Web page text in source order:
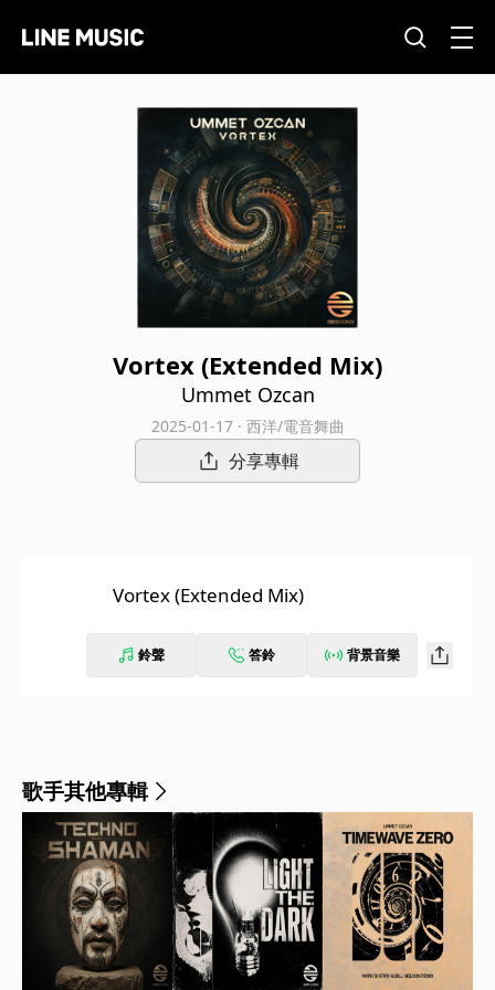
Vortex (Extended Mix)
Ummet Ozcan
2025-01-17 · 西洋/電音舞曲
分享專輯
Vortex (Extended Mix)
鈴聲 答鈴 背景音樂
歌手其他專輯